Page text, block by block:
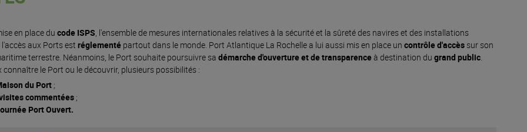
des
place portuaire
L'ancrage territorial
Seapolar
Les aménagements
portuaires
Port Horizon 2025
Suivi environnemental
Politique RH
Nous rejoindre
Cartographie des métiers
du Port
Espaces disponibles
Programme JPO 2026
en place du code ISPS , l'ensemble de mesures internationales relatives à la sécurité et la sûreté des navires et des installations
aux Ports est réglementé partout dans le monde. Port Atlantique La Rochelle a lui aussi mis en place un contrôle d'accèssur son
terrestre. Néanmoins, le Port souhaite poursuivre sa démarche d'ouverture et de transparenceà destination du grand public.
connaître le Port ou le découvrir, plusieurs possibilités :
du Port;
commentées;
Port Ouvert.